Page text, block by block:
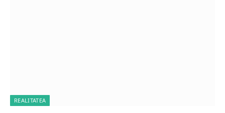
REALITATEA